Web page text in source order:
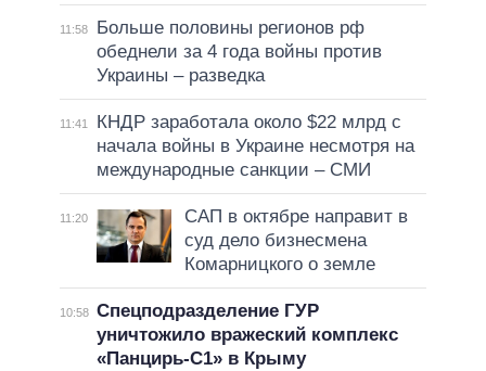
11:58
Больше половины регионов рф
обеднели за 4 года войны против
Украины – разведка
11:41
КНДР заработала около $22 млрд с
начала войны в Украине несмотря на
международные санкции – СМИ
11:20
САП в октябре направит в
суд дело бизнесмена
Комарницкого о земле
10:58 Спецподразделение ГУР
уничтожило вражеский комплекс
«Панцирь-С1» в Крыму